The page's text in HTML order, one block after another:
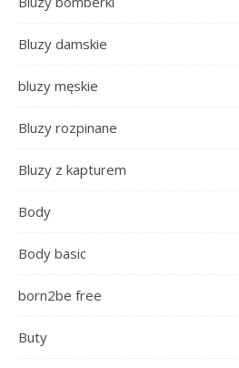
Bluzy damskie
bluzy męskie
Bluzy rozpinane
Bluzy z kapturem
Body
Body basic
born2be free
Buty